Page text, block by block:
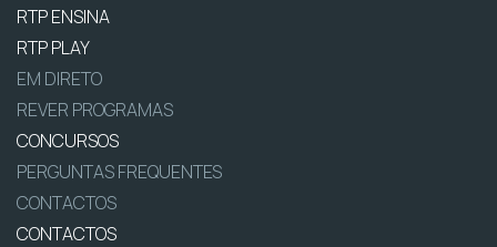
RTP ENSINA
RTP PLAY
EM DIRETO
REVER PROGRAMAS
CONCURSOS
PERGUNTAS FREQUENTES
CONTACTOS
CONTACTOS